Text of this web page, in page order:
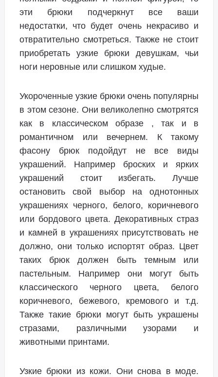
эти брюки подчеркнут все ваши
недостатки, что будет очень некрасиво и
отвратительно смотреться. Также не стоит
приобретать узкие брюки девушкам, чьи
ноги неровные или слишком худые.
Укороченные узкие брюки очень популярны
в этом сезоне. Они великолепно смотрятся
как в классическом образе , так и в
романтичном или вечернем. К такому
фасону брюк подойдут не все виды
украшений. Например броских и ярких
украшений стоит избегать. Лучше
остановить свой выбор на однотонных
украшениях черного, белого, коричневого
или бордового цвета. Декоративных страз
и камней в украшениях присутствовать не
должно, они только испортят образ. Цвет
таких брюк должен быть темным или
пастельным. Например они могут быть
классического черного цвета, белого
коричневого, бежевого, кремового и т.д.
Также такие брюки могут быть украшены
стразами, различными узорами и
животными принтами.
Узкие брюки из кожи. Они снова в моде.